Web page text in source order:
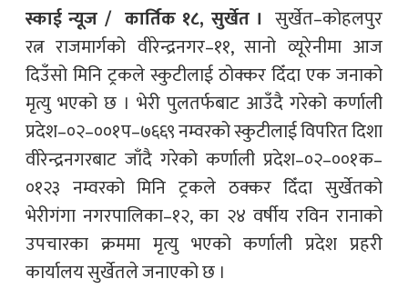
स्काई न्यूज / कार्तिक १८, सुर्खेत । सुर्खेत–कोहलपुर
रत्न राजमार्गको वीरेन्द्रनगर–११, सानो व्यूरेनीमा आज
दिउँसो मिनि ट्रकले स्कुटीलाई ठोक्कर दिँदा एक जनाको
मृत्यु भएको छ । भेरी पुलतर्फबाट आउँदै गरेको कर्णाली
प्रदेश–०२–००१प–७६६९ नम्वरको स्कुटीलाई विपरित दिशा
वीरेन्द्रनगरबाट जाँदै गरेको कर्णाली प्रदेश–०२–००१क–
०१२३ नम्वरको मिनि ट्रकले ठक्कर दिँदा सुर्खेतको
भेरीगंगा नगरपालिका–१२, का २४ वर्षीय रविन रानाको
उपचारका क्रममा मृत्यु भएको कर्णाली प्रदेश प्रहरी
कार्यालय सुर्खेतले जनाएको छ ।